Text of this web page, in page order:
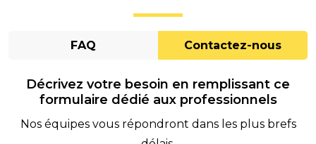
FAQ Contactez-nous
Décrivez votre besoin en remplissant ce
formulaire dédié aux professionnels
Nos équipes vous répondront dans les plus brefs